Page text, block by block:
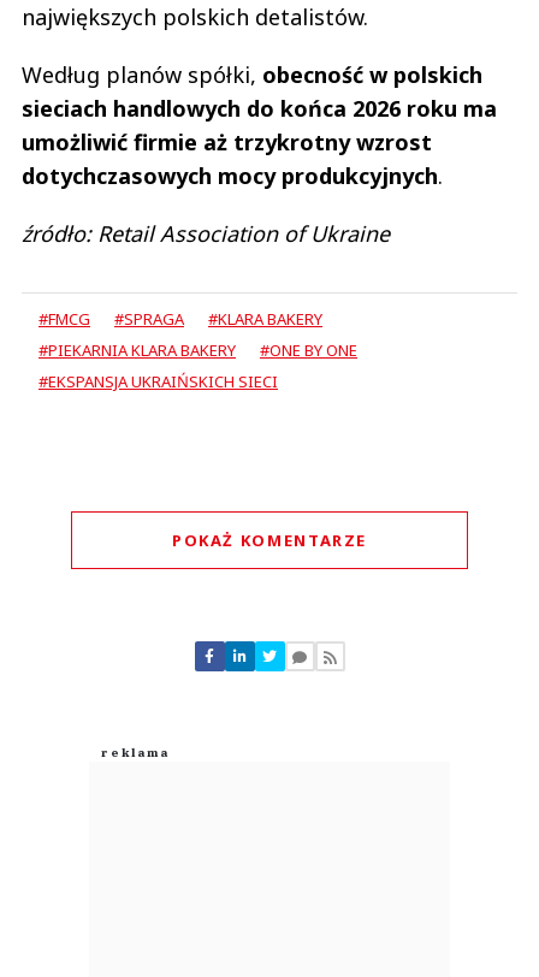
największych polskich detalistów.
Według planów spółki, obecność w polskich
sieciach handlowych do końca 2026 roku ma
umożliwić firmie aż trzykrotny wzrost
dotychczasowych mocy produkcyjnych.
źródło: Retail Association of Ukraine
#FMCG #SPRAGA
#KLARA BAKERY
#PIEKARNIA KLARA BAKERY
#ONE BY ONE
#EKSPANSJA UKRAIŃSKICH SIECI
POKAŻ KOMENTARZE